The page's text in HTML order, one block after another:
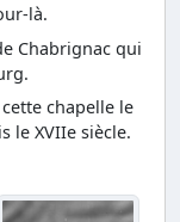
là.
Chabrignac qui
chapelle le
le XVIIe siècle.